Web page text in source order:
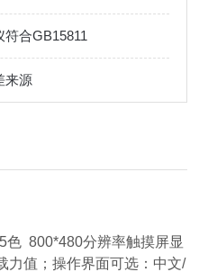
合GB15811
来源
色 800*480分辨率触摸屏显
力值；操作界面可选：中文/